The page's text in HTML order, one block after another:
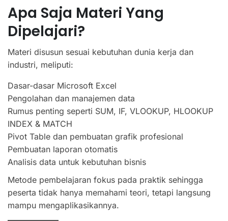
Apa Saja Materi Yang
Dipelajari?
Materi disusun sesuai kebutuhan dunia kerja dan
industri, meliputi:
Dasar-dasar Microsoft Excel
Pengolahan dan manajemen data
Rumus penting seperti SUM, IF, VLOOKUP, HLOOKUP
INDEX & MATCH
Pivot Table dan pembuatan grafik profesional
Pembuatan laporan otomatis
Analisis data untuk kebutuhan bisnis
Metode pembelajaran fokus pada praktik sehingga
peserta tidak hanya memahami teori, tetapi langsung
mampu mengaplikasikannya.